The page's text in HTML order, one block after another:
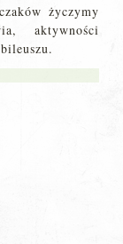
życzymy
aktywności